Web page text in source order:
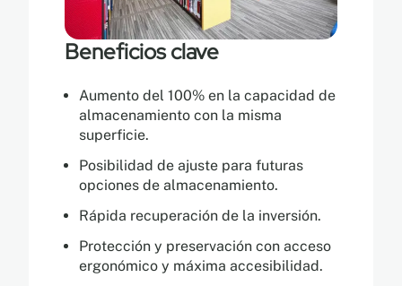
Beneficios clave
Aumento del 100% en la capacidad de
almacenamiento con la misma
superficie.
Posibilidad de ajuste para futuras
opciones de almacenamiento.
Rápida recuperación de la inversión.
Protección y preservación con acceso
ergonómico y máxima accesibilidad.